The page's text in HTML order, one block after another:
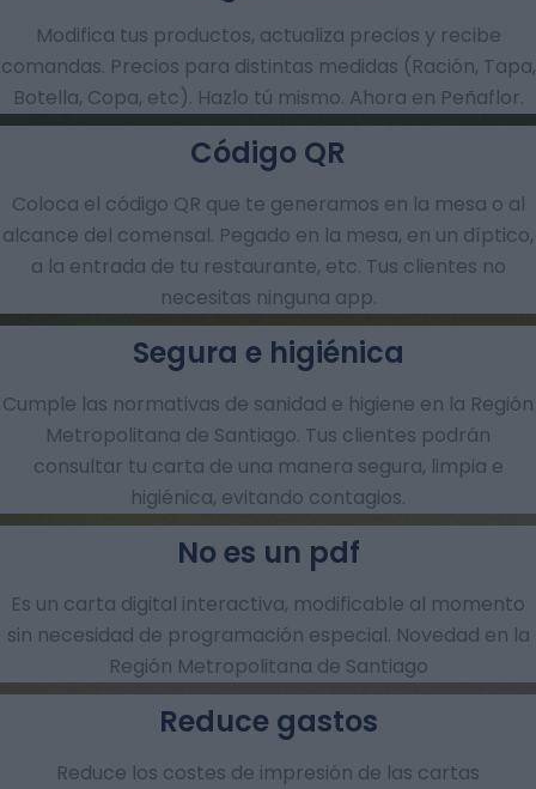
Modifica tus productos, actualiza precios y recibe
comandas.​ Precios para distintas medidas (Ración, Tapa,
Botella, Copa, etc). Hazlo tú mismo. Ahora en Peñaflor.
Coloca el código QR que te generamos en la mesa o al
alcance del comensal. Pegado en la mesa, en un díptico,
a la entrada de tu restaurante, etc. Tus clientes no
necesitas ninguna app.
Código QR
Cumple las normativas de sanidad e higiene en la Región
Metropolitana de Santiago. Tus clientes podrán
consultar tu carta de una manera segura, limpia e
higiénica, evitando contagios.
Segura e higiénica
Es un carta digital interactiva, modificable al momento
sin necesidad de programación especial. Novedad en la
Región Metropolitana de Santiago
No es un pdf
Reduce los costes de impresión de las cartas
Reduce gastos